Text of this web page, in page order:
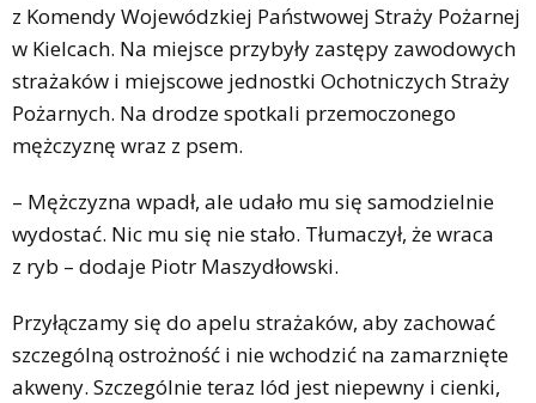
z Komendy Wojewódzkiej Państwowej Straży Pożarnej
w Kielcach. Na miejsce przybyły zastępy zawodowych
strażaków i miejscowe jednostki Ochotniczych Straży
Pożarnych. Na drodze spotkali przemoczonego
mężczyznę wraz z psem.
– Mężczyzna wpadł, ale udało mu się samodzielnie
wydostać. Nic mu się nie stało. Tłumaczył, że wraca
z ryb – dodaje Piotr Maszydłowski.
Przyłączamy się do apelu strażaków, aby zachować
szczególną ostrożność i nie wchodzić na zamarznięte
akweny. Szczególnie teraz lód jest niepewny i cienki,